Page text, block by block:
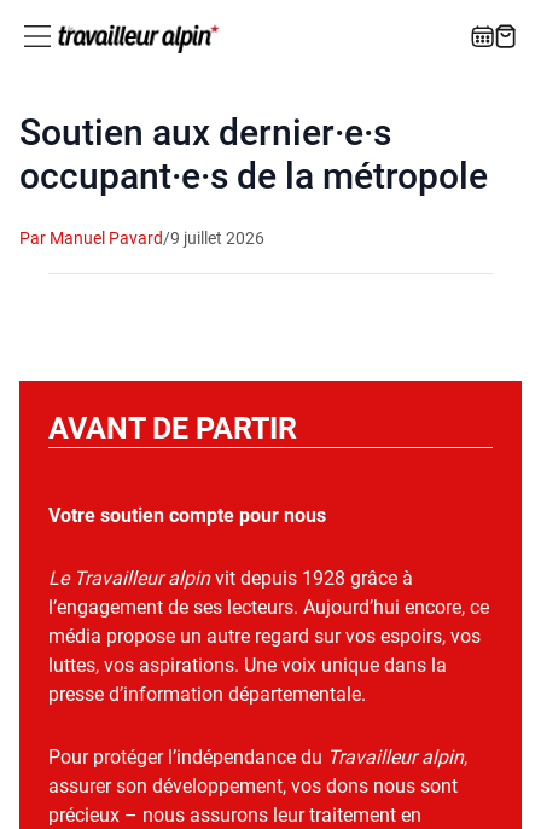
Soutien aux dernier·e·s
occupant·e·s de la métropole
Par Manuel Pavard/9 juillet 2026
AVANT DE PARTIR
Votre soutien compte pour nous
Le Travailleur alpinvit depuis 1928 grâce à
l’engagement de ses lecteurs. Aujourd’hui encore, ce
média propose un autre regard sur vos espoirs, vos
luttes, vos aspirations. Une voix unique dans la
presse d’information départementale.
Pour protéger l’indépendance du Travailleur alpin,
assurer son développement, vos dons nous sont
précieux – nous assurons leur traitement en